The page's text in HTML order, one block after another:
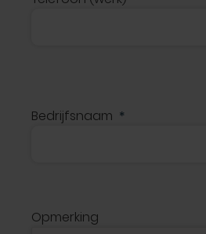
Bedrijfsnaam
Opmerking